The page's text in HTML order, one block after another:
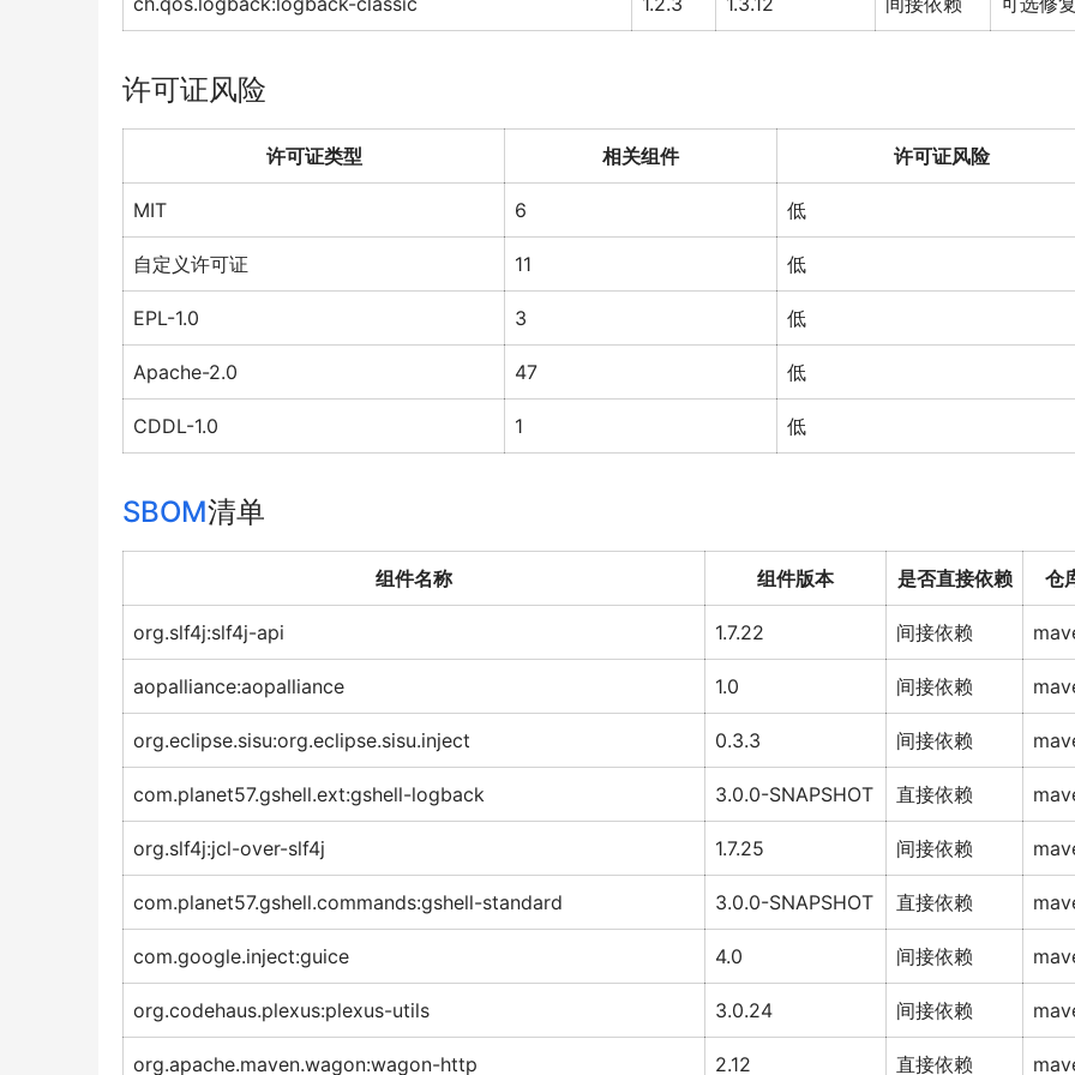
许可证风险
许可证类型 相关组件 许可证风险
MIT 6 低
自定义许可证 11 低
EPL-1.0 3 低
Apache-2.0 47 低
CDDL-1.0 1 低
SBOM清单
组件名称 组件版本 是否直接依赖 仓
org.slf4j:slf4j-api 1.7.22 间接依赖
aopalliance:aopalliance 1.0 间接依赖
org.eclipse.sisu:org.eclipse.sisu.inject 0.3.3 间接依赖
com.planet57.gshell.ext:gshell-logback 3.0.0-SNAPSHOT 直接依赖
org.slf4j:jcl-over-slf4j 1.7.25 间接依赖
com.planet57.gshell.commands:gshell-standard 3.0.0-SNAPSHOT 直接依赖
com.google.inject:guice 4.0 间接依赖
org.codehaus.plexus:plexus-utils 3.0.24 间接依赖
org.apache.maven.wagon:wagon-http 2.12 直接依赖